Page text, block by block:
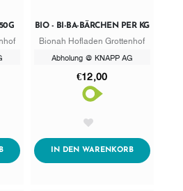
ADDTOCART
BIO - BI-BA-BÄRCHEN PER KG
Bionah Hofladen Grottenhof
Abholung @ KNAPP AG
€12,00
IN DEN WARENKORBADDTOCART